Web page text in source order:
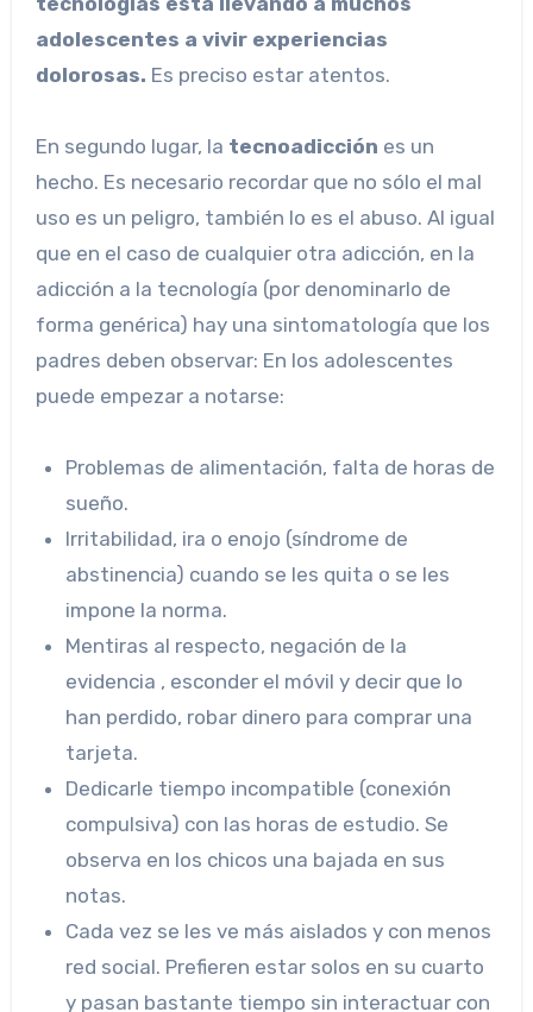
adolescentes a vivir experiencias
dolorosas. Es preciso estar atentos.
En segundo lugar, la tecnoadicción es un
hecho. Es necesario recordar que no sólo el mal
uso es un peligro, también lo es el abuso. Al igual
que en el caso de cualquier otra adicción, en la
adicción a la tecnología (por denominarlo de
forma genérica) hay una sintomatología que los
padres deben observar: En los adolescentes
puede empezar a notarse:
Problemas de alimentación, falta de horas de
sueño.
Irritabilidad, ira o enojo (síndrome de
abstinencia) cuando se les quita o se les
impone la norma.
Mentiras al respecto, negación de la
evidencia , esconder el móvil y decir que lo
han perdido, robar dinero para comprar una
tarjeta.
Dedicarle tiempo incompatible (conexión
compulsiva) con las horas de estudio. Se
observa en los chicos una bajada en sus
notas.
Cada vez se les ve más aislados y con menos
red social. Prefieren estar solos en su cuarto
y pasan bastante tiempo sin interactuar con